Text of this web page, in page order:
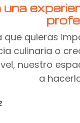
una
que quieras
culinaria o
nuestro
a